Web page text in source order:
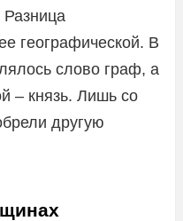
Разница
географической. В
слово граф, а
– князь. Лишь со
другую